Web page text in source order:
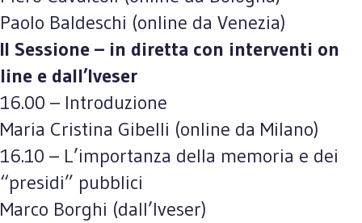
Paolo Baldeschi (online da Venezia)
II Sessione – in diretta con interventi on
line e dall’Iveser
16.00 – Introduzione
Maria Cristina Gibelli (online da Milano)
16.10 – L’importanza della memoria e dei
“presidi” pubblici
Marco Borghi (dall’Iveser)